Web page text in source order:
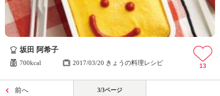
坂田 阿希子
700kcal 2017/03/20 きょうの料理レシピ 13
前へ 3/3ページ